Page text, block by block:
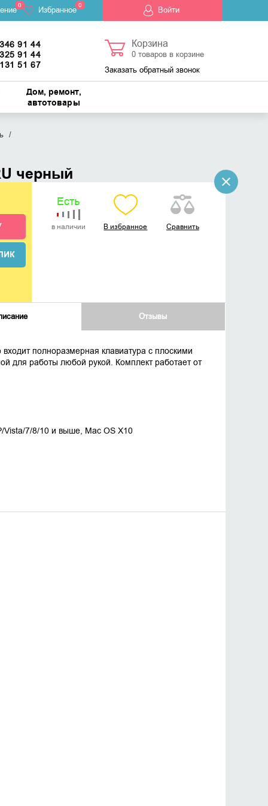
0 Избранное 0 Войти
91 44
91 44
51 67
Корзина
0товаров в корзине
Заказать обратный звонок
Дом, ремонт,
автотовары
черный
Есть
в наличии В избранное Сравнить
Отзывы
полноразмерная клавиатура с плоскими
для работы любой рукой. Комплект работает от
7/8/10 и выше, Mac OS X10